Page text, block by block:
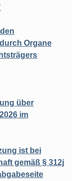
Organe
über
im
ist bei
gemäß § 312j